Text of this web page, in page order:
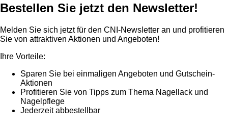
Bestellen Sie jetzt den Newsletter!
Melden Sie sich jetzt für den CNI-Newsletter an und profitieren
Sie von attraktiven Aktionen und Angeboten!
Ihre Vorteile:
Sparen Sie bei einmaligen Angeboten und Gutschein-
Aktionen
Profitieren Sie von Tipps zum Thema Nagellack und
Nagelpflege
Jederzeit abbestellbar